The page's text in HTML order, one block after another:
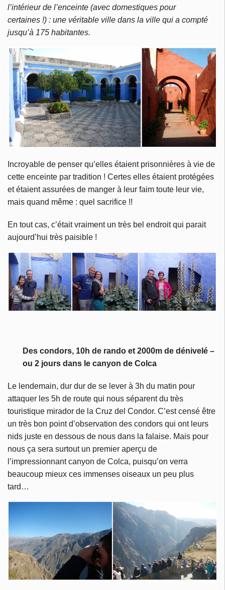
l’intérieur de l’enceinte (avec domestiques pour
certaines !) : une véritable ville dans la ville qui a compté
jusqu’à 175 habitantes.
Incroyable de penser qu’elles étaient prisonnières à vie de
cette enceinte par tradition ! Certes elles étaient protégées
et étaient assurées de manger à leur faim toute leur vie,
mais quand même : quel sacrifice !!
En tout cas, c’était vraiment un très bel endroit qui parait
aujourd’hui très paisible !
Des condors, 10h de rando et 2000m de dénivelé –
ou 2 jours dans le canyon de Colca
Le lendemain, dur dur de se lever à 3h du matin pour
attaquer les 5h de route qui nous séparent du très
touristique mirador de la Cruz del Condor. C’est censé être
un très bon point d’observation des condors qui ont leurs
nids juste en dessous de nous dans la falaise. Mais pour
nous ça sera surtout un premier aperçu de
l’impressionnant canyon de Colca, puisqu’on verra
beaucoup mieux ces immenses oiseaux un peu plus
tard…